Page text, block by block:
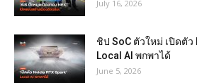
July 16, 2026
ชิป SoC ตัวใหม่ เปิดตัว
Local AI พกพาได้
June 5, 2026